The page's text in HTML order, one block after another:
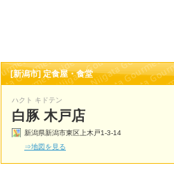
[新潟市] 定食屋・食堂
ハクト キドテン
白豚 木戸店
新潟県新潟市東区上木戸1-3-14
⇒地図を見る